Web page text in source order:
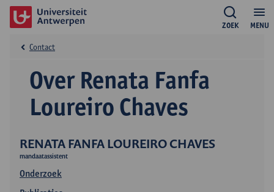
MENU
ZOEK
RENATA FANFA LOUREIRO CHAVES
mandaatassistent
Onderzoek
Over Renata Fanfa
Loureiro Chaves
Contact